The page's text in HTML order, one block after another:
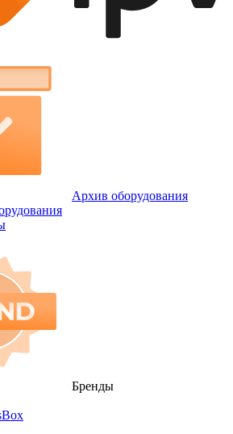
Архив оборудования
Бренды